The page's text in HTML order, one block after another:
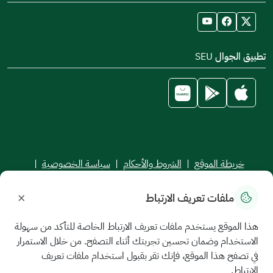
ونسأل الله الكريم رب العرش العظيم أن يحقق رؤانا ويوفق
ويسدد أعمالنا حتى تكون فروع الجامعة السعودية الإلكترونية
نماذج مميزة في تقديم التعليم العالي الجامعي وخدمة
مجتمعاتها.
تطبيق الجوال SEU
خريطة الموقع | الشروط والأحكام | سياسة الخصوصية |
جميع الحقوق محفوظة للجامعة السعودية الإلكترونية © 2026
ملفات تعريف الارتباط ×
هذا الموقع يستخدم ملفات تعريف الارتباط الخاصة للتأكد من سهولة
الاستخدام وضمان تحسين تجربتك أثناء التصفح. من خلال الاستمرار
في تصفح هذا الموقع، فإنك تقر بقبول استخدام ملفات تعريف